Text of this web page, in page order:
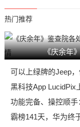
热门推荐
《庆余年
可以上绿牌的Jeep，
黑科技App LucidPix
功能完备、操控顺
霸榜141天，华为终